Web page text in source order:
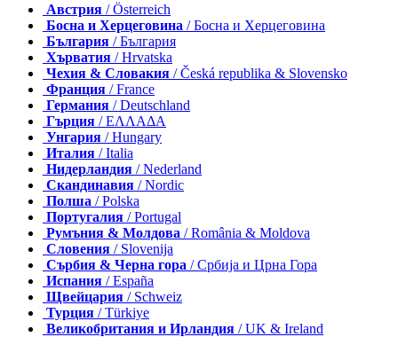
Австрия / Österreich
Босна и Херцеговина / Босна и Херцеговина
България / България
Хърватия / Hrvatska
Чехия & Словакия / Česká republika & Slovensko
Франция / France
Германия / Deutschland
Гърция / ΕΛΛΑΔΑ
Унгария / Hungary
Италия / Italia
Нидерландия / Nederland
Скандинавия / Nordic
Полша / Polska
Португалия / Portugal
Румъния & Молдова / România & Moldova
Словения / Slovenija
Сърбия & Черна гора / Србија и Црна Гора
Испания / España
Щвейцария / Schweiz
Турция / Türkiye
Великобритания и Ирландия / UK & Ireland